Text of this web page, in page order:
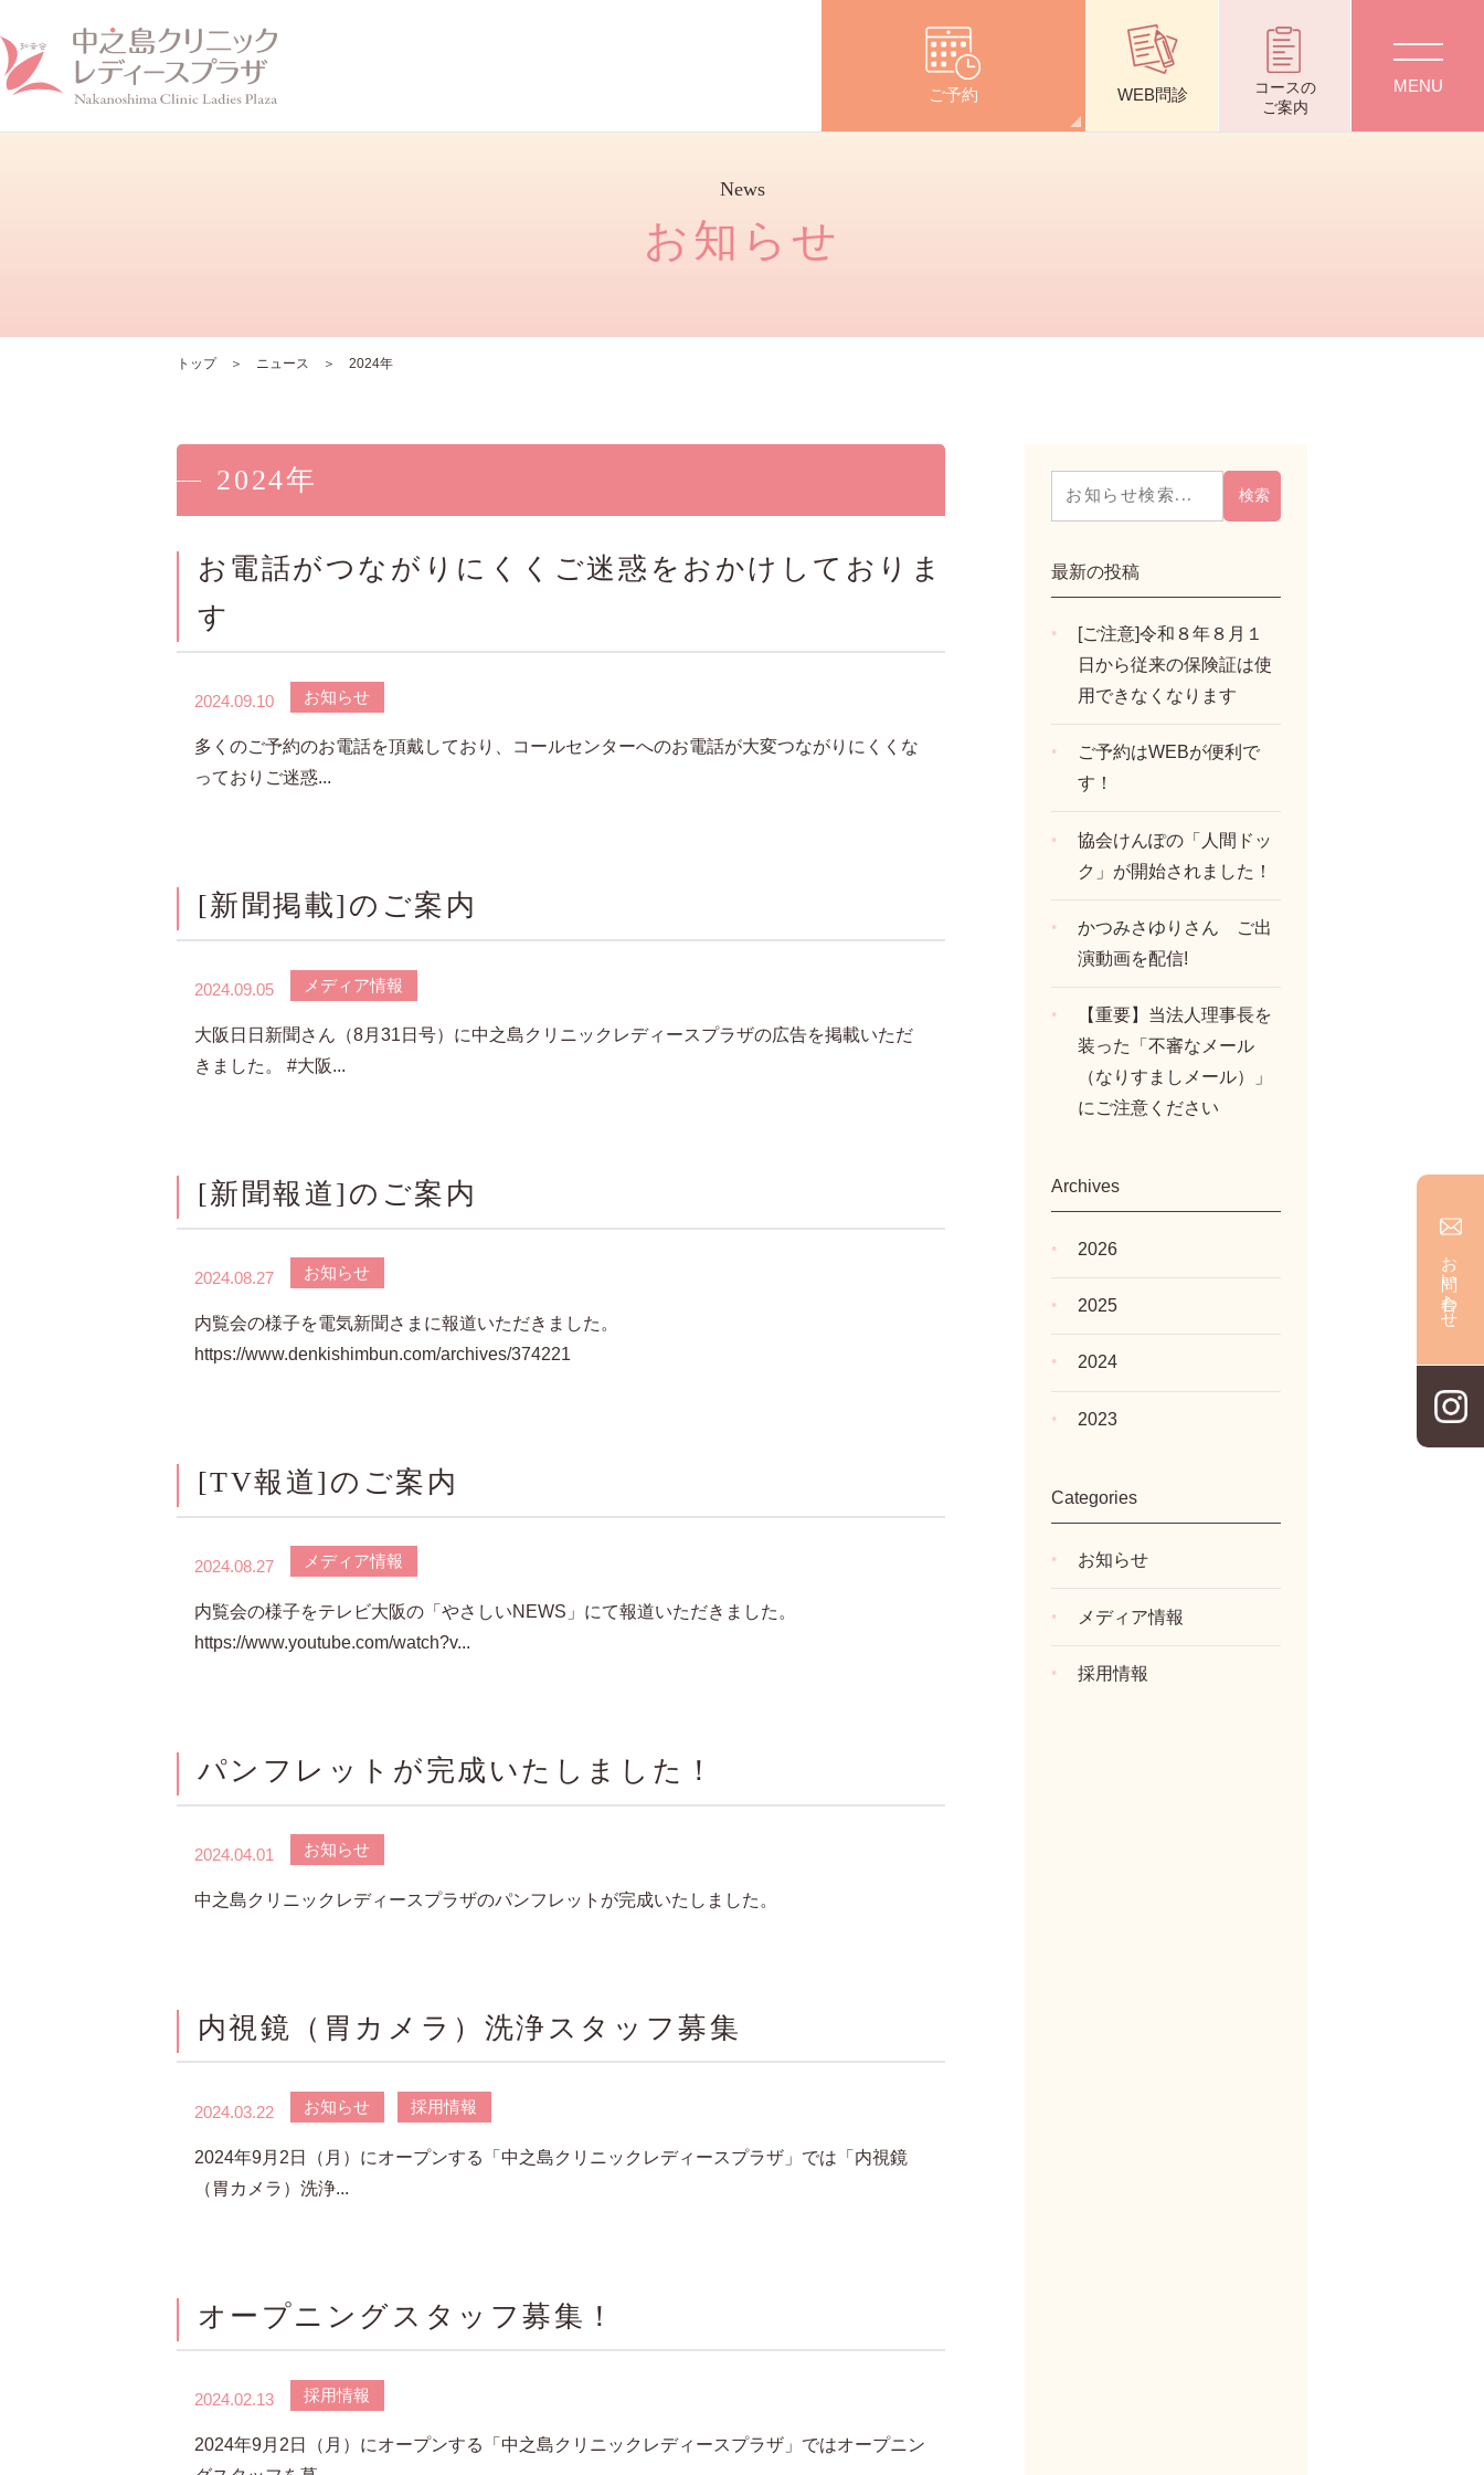
ご予約 WEB問診 コースの
ご案内
ホーム よくあるご質問 交通アクセス
News
お知らせ
トップ ニュース 2024年
2024年
お電話がつながりにくくご迷惑をおかけしておりま
す
2024.09.10 お知らせ
多くのご予約のお電話を頂戴しており、コールセンターへのお電話が大変つながりにくくな
っておりご迷惑...
[新聞掲載]のご案内
2024.09.05 メディア情報
大阪日日新聞さん（8月31日号）に中之島クリニックレディースプラザの広告を掲載いただ
きました。 #大阪...
[新聞報道]のご案内
2024.08.27 お知らせ
内覧会の様子を電気新聞さまに報道いただきました。
https://www.denkishimbun.com/archives/374221
[TV報道]のご案内
2024.08.27 メディア情報
内覧会の様子をテレビ大阪の「やさしいNEWS」にて報道いただきました。
https://www.youtube.com/watch?v...
パンフレットが完成いたしました！
2024.04.01 お知らせ
中之島クリニックレディースプラザのパンフレットが完成いたしました。
内視鏡（胃カメラ）洗浄スタッフ募集
2024.03.22 お知らせ 採用情報
2024年9月2日（月）にオープンする「中之島クリニックレディースプラザ」では「内視鏡
（胃カメラ）洗浄...
オープニングスタッフ募集！
2024.02.13 採用情報
2024年9月2日（月）にオープンする「中之島クリニックレディースプラザ」ではオープニン
最新の投稿
[ご注意]令和８年８月１
日から従来の保険証は使
用できなくなります
ご予約はWEBが便利で
す！
協会けんぽの「人間ドッ
ク」が開始されました！
かつみさゆりさん ご出
演動画を配信!
【重要】当法人理事長を
装った「不審なメール
（なりすましメール）」
にご注意ください
Archives
2026
2025
2024
2023
Categories
お知らせ
メディア情報
採用情報
お問い合わせ